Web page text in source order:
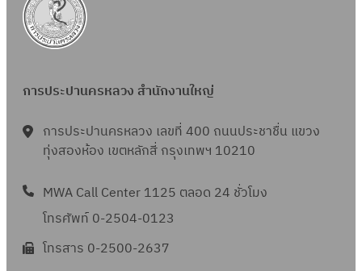
การประปานครหลวง สำนักงานใหญ่
การประปานครหลวง เลขที่ 400 ถนนประชาชื่น แขวง
ทุ่งสองห้อง เขตหลักสี่ กรุงเทพฯ 10210
MWA Call Center 1125 ตลอด 24 ชั่วโมง
โทรศัพท์ 0-2504-0123
โทรสาร 0-2500-2637